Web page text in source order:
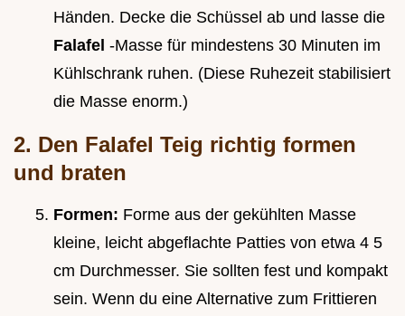
Händen. Decke die Schüssel ab und lasse die
Falafel -Masse für mindestens 30 Minuten im
Kühlschrank ruhen. (Diese Ruhezeit stabilisiert
die Masse enorm.)
2. Den Falafel Teig richtig formen
und braten
Formen: Forme aus der gekühlten Masse
kleine, leicht abgeflachte Patties von etwa 4 5
cm Durchmesser. Sie sollten fest und kompakt
sein. Wenn du eine Alternative zum Frittieren